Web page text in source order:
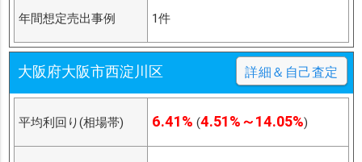
年間想定売出事例 1件
大阪府大阪市西淀川区 詳細＆自己査定
平均利回り(相場帯) 6.41% (4.51%～14.05%)